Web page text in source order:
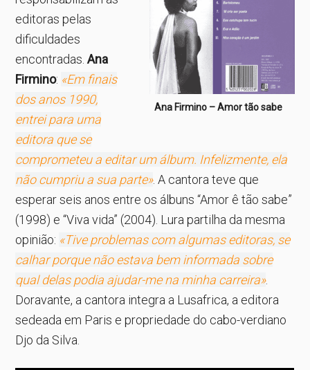
Ana Firmino – Amor tão sabe
editoras pelas
dificuldades
encontradas.Ana
Firmino: «Em finais
dos anos 1990,
entrei para uma
editora que se
comprometeu a editar um álbum. Infelizmente, ela
não cumpriu a sua parte». A cantora teve que
esperar seis anos entre os álbuns “Amor ê tão sabe”
(1998) e “Viva vida” (2004). Lura partilha da mesma
opinião: «Tive problemas com algumas editoras, se
calhar porque não estava bem informada sobre
qual delas podia ajudar-me na minha carreira».
Doravante, a cantora integra a Lusafrica, a editora
sedeada em Paris e propriedade do cabo-verdiano
Djo da Silva.